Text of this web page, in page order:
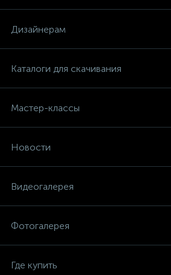
Дизайнерам
Каталоги для скачивания
Мастер-классы
Новости
Видеогалерея
Фотогалерея
Где купить